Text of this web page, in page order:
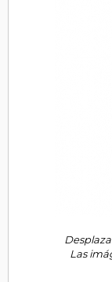
Las